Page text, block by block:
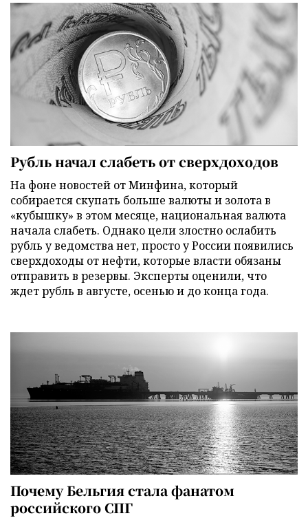
Рубль начал слабеть от сверхдоходов
На фоне новостей от Минфина, который
собирается скупать больше валюты и золота в
«кубышку» в этом месяце, национальная валюта
начала слабеть. Однако цели злостно ослабить
рубль у ведомства нет, просто у России появились
сверхдоходы от нефти, которые власти обязаны
отправить в резервы. Эксперты оценили, что
ждет рубль в августе, осенью и до конца года.
Почему Бельгия стала фанатом
российского СПГ